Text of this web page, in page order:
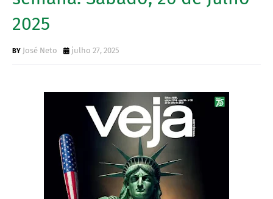
2025
José Neto julho 27, 2025